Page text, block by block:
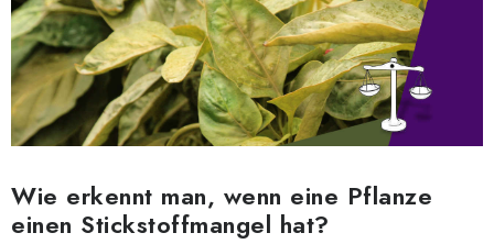
Geschäftsbewertung Kaufberatung AGB
Blog
Kontakt
Datenschutzerklärung Impressum
Wie erkennt man, wenn eine Pflanze
einen Stickstoffmangel hat?